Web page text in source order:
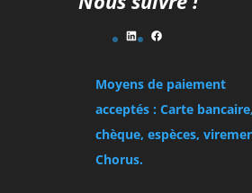
LinkedIn Facebook
Moyens de paiement
acceptés : Carte bancaire,
chèque, espèces,
Chorus.